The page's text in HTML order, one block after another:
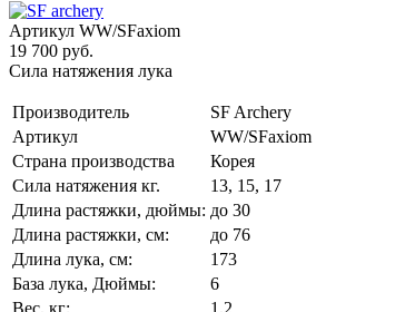
Артикул WW/SFaxiom
19 700 руб.
Сила натяжения лука
Производитель
SF Archery
Артикул
WW/SFaxiom
Страна производства
Корея
Сила натяжения кг.
13, 15, 17
Длина растяжки, дюймы: до 30
Длина растяжки, cм:
до 76
Длина лука, см:
173
База лука, Дюймы:
6
Вес, кг:
1,2